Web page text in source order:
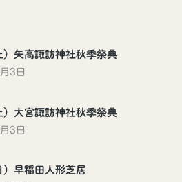
矢高諏訪神社秋季祭典
3日
大宮諏訪神社秋季祭典
3日
早稲田人形芝居